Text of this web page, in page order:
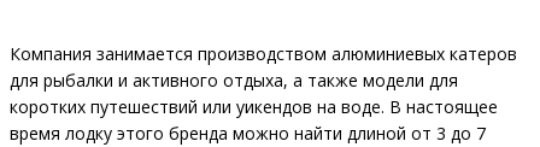
Компания занимается производством алюминиевых катеров
для рыбалки и активного отдыха, а также модели для
коротких путешествий или уикендов на воде. В настоящее
время лодку этого бренда можно найти длиной от 3 до 7